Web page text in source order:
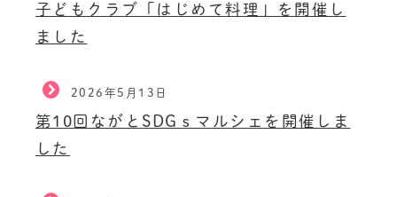
子どもクラブ「はじめて料理」を開催し
ました
2026年5月13日
第10回ながとSDGｓマルシェを開催しま
した